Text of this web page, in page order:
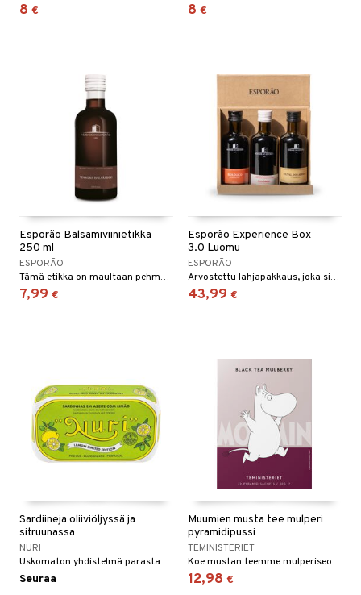
8 € 8 €
Esporão Balsamiviinietikka
250 ml
ESPORÃO
Tämä etikka on maultaan pehmeä ja makeahko, ja siinä on puun tuoksu. Sitä on kypsytetty 24 kuukautta.
7,99 €
Esporão Experience Box
3.0 Luomu
ESPORÃO
Arvostettu lahjapakkaus, joka sisältää kaksi erilaista luomuoliiviöljyä, joilla on kaksi erilaista luonnetta, sekä yhden luomupunaviinietikan.
43,99 €
Sardiineja oliiviöljyssä ja
sitruunassa
NURI
Uskomaton yhdistelmä parasta Nuri-sardiinia ja tuoreinta sitruunaa.
Seuraa
Muumien musta tee mulperi
pyramidipussi
TEMINISTERIET
Koe mustan teemme mulperiseoksen maku. Valmistettu valikoidusta mustasta teestä, melonista ja mulperista, tämä tee tarjoaa kevyen ja virkistävän maun.
12,98 €